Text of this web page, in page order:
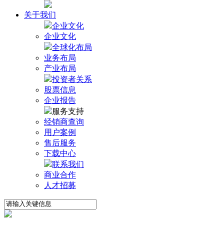
关于我们
企业文化
企业文化
全球化布局
业务布局
产业布局
投资者关系
股票信息
企业报告
服务支持
经销商查询
用户案例
售后服务
下载中心
联系我们
商业合作
人才招募